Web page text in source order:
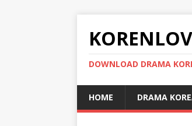
DOWNLOAD DRAMA
HOME DRAMA